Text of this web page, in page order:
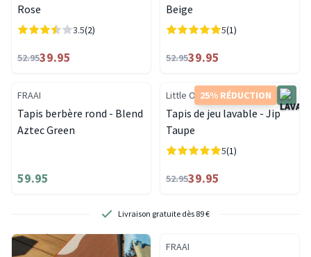
Rose
3.5(2)
52.9539.95
Beige
5(1)
52.9539.95
FRAAI
Tapis berbère rond - Blend
Aztec Green
59.95
25% RÉDUCTION
Little Olly
Tapis de jeu lavable - Jip
Taupe
5(1)
52.9539.95
Livraison gratuite dès 89 €
FRAAI